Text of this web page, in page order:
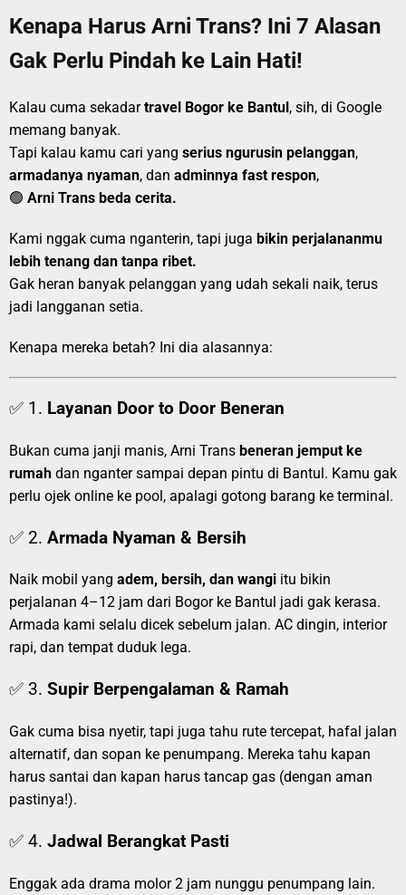
Kenapa Harus Arni Trans? Ini 7 Alasan
Gak Perlu Pindah ke Lain Hati!
Kalau cuma sekadartravel Bogor ke Bantul, sih, di Google
memang banyak.
Tapi kalau kamu cari yang serius ngurusin pelanggan,
armadanya nyaman, dan adminnya fast respon,
🟢 Arni Trans beda cerita.
Kami nggak cuma nganterin, tapi juga bikin perjalananmu
lebih tenang dan tanpa ribet.
Gak heran banyak pelanggan yang udah sekali naik, terus
jadi langganan setia.
Kenapa mereka betah? Ini dia alasannya:
✅ 1. Layanan Door to Door Beneran
Bukan cuma janji manis, Arni Trans beneran jemput ke
rumah dan nganter sampai depan pintu di Bantul. Kamu gak
perlu ojek online ke pool, apalagi gotong barang ke terminal.
✅ 2. Armada Nyaman & Bersih
Naik mobil yang adem, bersih, dan wangi itu bikin
perjalanan 4–12 jam dari Bogor ke Bantul jadi gak kerasa.
Armada kami selalu dicek sebelum jalan. AC dingin, interior
rapi, dan tempat duduk lega.
✅ 3. Supir Berpengalaman & Ramah
Gak cuma bisa nyetir, tapi juga tahu rute tercepat, hafal jalan
alternatif, dan sopan ke penumpang. Mereka tahu kapan
harus santai dan kapan harus tancap gas (dengan aman
pastinya!).
✅ 4. Jadwal Berangkat Pasti
Enggak ada drama molor 2 jam nunggu penumpang lain.